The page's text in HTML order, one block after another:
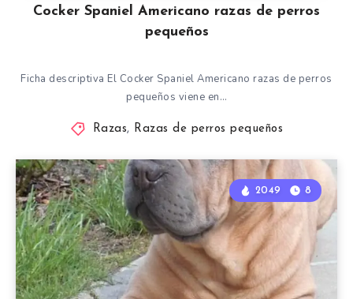
Cocker Spaniel Americano razas de perros
pequeños
Ficha descriptiva El Cocker Spaniel Americano razas de perros
pequeños viene en…
Razas, Razas de perros pequeños
2049 8